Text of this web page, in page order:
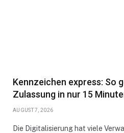
Kennzeichen express: So
Zulassung in nur 15
AUGUST 7, 2026
Die Digitalisierung hat viele